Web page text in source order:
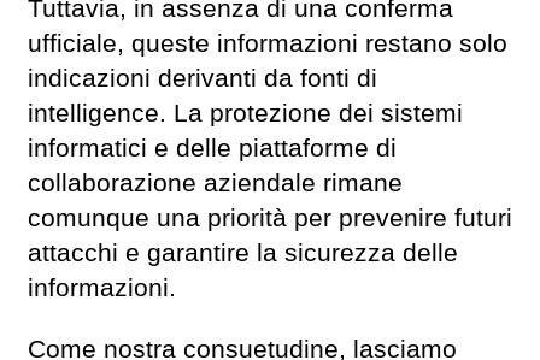
Tuttavia, in assenza di una conferma
ufficiale, queste informazioni restano solo
indicazioni derivanti da fonti di
intelligence. La protezione dei sistemi
informatici e delle piattaforme di
collaborazione aziendale rimane
comunque una priorità per prevenire futuri
attacchi e garantire la sicurezza delle
informazioni.
Come nostra consuetudine, lasciamo